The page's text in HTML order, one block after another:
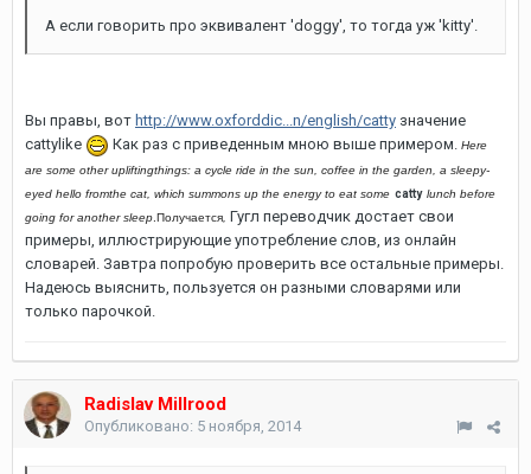
А если говорить про эквивалент 'doggy', то тогда уж 'kitty'.
Вы правы, вот http://www.oxforddic...n/english/catty значение
cattylike
Как раз с приведенным мною выше примером. Here
are some other upliftingthings: a cycle ride in the sun, coffee in the garden, a sleepy-
eyed hello fromthe cat, which summons up the energy to eat some catty lunch before
going for another sleep .Получается Гугл переводчик достает свои
примеры, иллюстрирующие употребление слов, из онлайн
словарей. Завтра попробую проверить все остальные примеры.
Надеюсь выяснить, пользуется он разными словарями или
только парочкой.
Radislav Millrood
Опубликовано: 5 ноября, 2014